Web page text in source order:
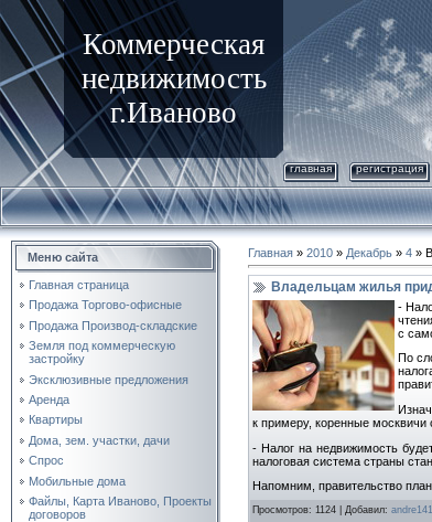
Коммерческая
недвижимость
г.Иваново
главная регистрация
Меню сайта
Главная страница
Продажа Торгово-офисные
Продажа Производ-складские
Земля под коммерческую
застройку
Эксклюзивные предложения
Аренда
Квартиры
Дома, зем. участки, дачи
Спрос
Мобильные дома
Файлы, Карта Иваново, Проекты
договоров
Главная » 2010 » Декабрь » 4 »
Владельцам жилья
-
с
По
к примеру, коренные
- Налог на недвижимость
налоговая система страны
Напомним, правительство
Просмотров: 1124 | Добавил: andre141